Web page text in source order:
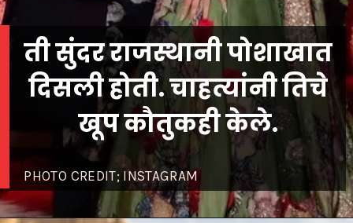
PHOTO CREDIT; INSTAGRAM
ती सुंदर राजस्थानी पोशाखात
दिसली होती. चाहत्यांनी तिचे
खूप कौतुकही केले.